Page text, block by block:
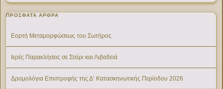
ΠΡΌΣΦΑΤΑ ΆΡΘΡΑ
Εορτή Μεταμορφώσεως του Σωτήρος
Ιερές Παρακλήσεις σε Στείρι και Λιβαδειά
Δρομολόγια Επιστροφής της Δ’ Κατασκηνωτικής Περίοδου 2026